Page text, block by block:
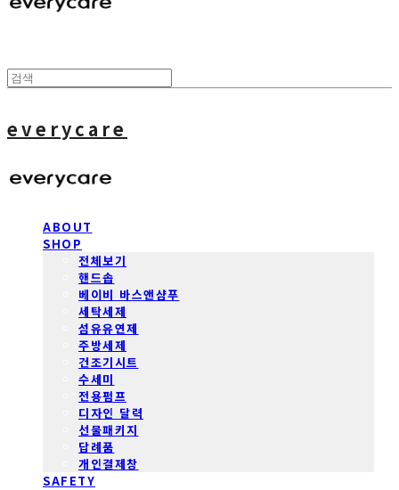
everycare
ABOUT
SHOP
전체보기
핸드솝
베이비 바스앤샴푸
세탁세제
섬유유연제
주방세제
건조기시트
수세미
전용펌프
디자인 달력
선물패키지
답례품
개인결제창
SAFETY